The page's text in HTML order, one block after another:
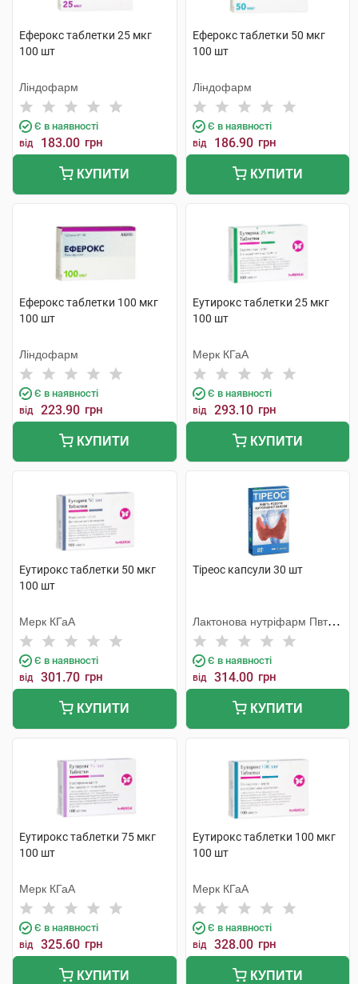
Еферокс таблетки 25 мкг
100 шт
Ліндофарм
Є в наявності
від 183.00 грн
КУПИТИ
Еферокс таблетки 50 мкг
100 шт
Ліндофарм
Є в наявності
від 186.90 грн
КУПИТИ
Еферокс таблетки 100 мкг
100 шт
Ліндофарм
Є в наявності
від 223.90 грн
КУПИТИ
Еутирокс таблетки 25 мкг
100 шт
Мерк КГаА
Є в наявності
від 293.10 грн
КУПИТИ
Еутирокс таблетки 50 мкг
100 шт
Мерк КГаА
Є в наявності
від 301.70 грн
КУПИТИ
Тіреос капсули 30 шт
Лактонова нутріфарм Пвт
Лтд
Є в наявності
від 314.00 грн
КУПИТИ
Еутирокс таблетки 75 мкг
100 шт
Мерк КГаА
Є в наявності
від 325.60 грн
КУПИТИ
Еутирокс таблетки 100 мкг
100 шт
Мерк КГаА
Є в наявності
від 328.00 грн
КУПИТИ